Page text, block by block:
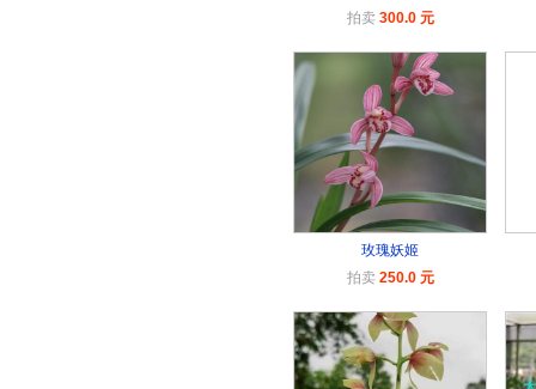
拍卖 300.0 元
玫瑰妖姬
拍卖 250.0 元